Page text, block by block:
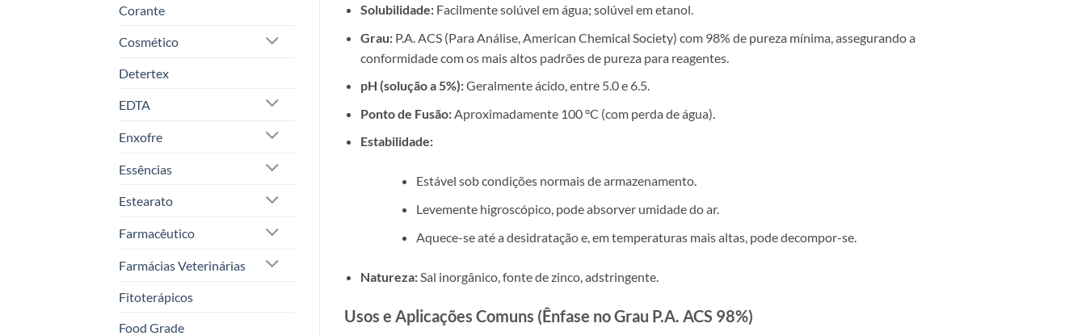
Corante
Cosmético
Detertex
EDTA
Enxofre
Essências
Estearato
Farmacêutico
Farmácias Veterinárias
Fitoterápicos
Food Grade
Solubilidade: Facilmente solúvel em água; solúvel em etanol.
Grau: P.A. ACS (Para Análise, American Chemical Society) com 98% de pureza mínima, assegurando a
conformidade com os mais altos padrões de pureza para reagentes.
pH (solução a 5%):Geralmente ácido, entre 5.0 e 6.5.
Ponto de Fusão: Aproximadamente 100 °C (com perda de água).
Estabilidade:
Estável sob condições normais de armazenamento.
Levemente higroscópico, pode absorver umidade do ar.
Aquece-se até a desidratação e, em temperaturas mais altas, pode decompor-se.
Natureza: Sal inorgânico, fonte de zinco, adstringente.
Usos e Aplicações Comuns (Ênfase no Grau P.A. ACS 98%)